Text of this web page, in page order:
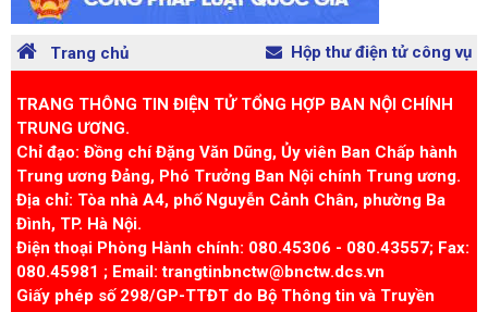
Trang chủ Hộp thư điện tử công vụ
TRANG THÔNG TIN ĐIỆN TỬ TỔNG HỢP BAN NỘI CHÍNH
TRUNG ƯƠNG.
Chỉ đạo: Đồng chí Đặng Văn Dũng, Ủy viên Ban Chấp hành
Trung ương Đảng, Phó Trưởng Ban Nội chính Trung ương.
Địa chỉ: Tòa nhà A4, phố Nguyễn Cảnh Chân, phường Ba
Đình, TP. Hà Nội.
Điện thoại Phòng Hành chính: 080.45306 - 080.43557; Fax: